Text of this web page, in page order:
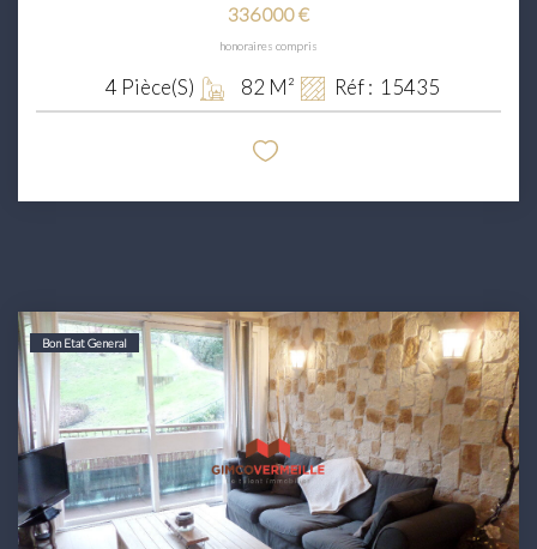
336 000 €
honoraires compris
4 Pièce(s) 82 M² Réf : 15435
Bon Etat General